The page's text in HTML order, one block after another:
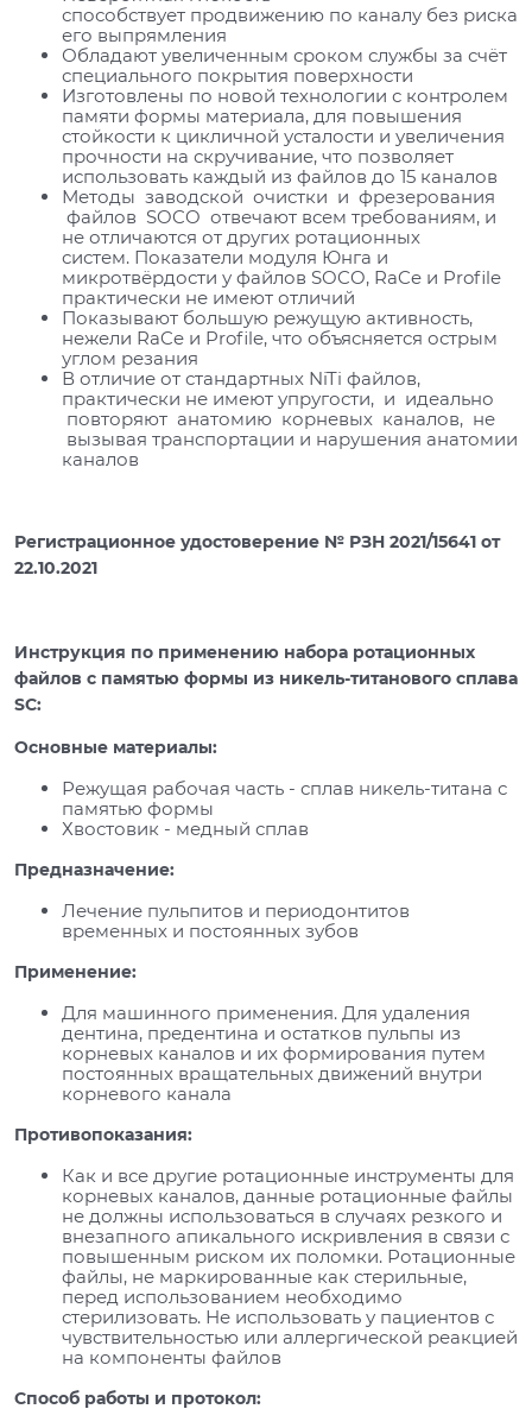
способствует продвижению по каналу без риска
его выпрямления
Обладают увеличенным сроком службы за счёт
специального покрытия поверхности
Изготовлены по новой технологии с контролем
памяти формы материала, для повышения
стойкости к цикличной усталости и увеличения
прочности на скручивание, что позволяет
использовать каждый из файлов до 15 каналов
Методы заводской очистки и фрезерования
файлов SOCO отвечают всем требованиям, и
не отличаются от других ротационных
систем. Показатели модуля Юнга и
микротвёрдости у файлов SOCO, RaCe и Profile
практически не имеют отличий
Показывают большую режущую активность,
нежели RaCe и Profile, что объясняется острым
углом резания
В отличие от стандартных NiTi файлов,
практически не имеют упругости, и идеально
повторяют анатомию корневых каналов, не
вызывая транспортации и нарушения анатомии
каналов
Регистрационное удостоверение № РЗН 2021/15641 от
22.10.2021
Инструкция по применению набора ротационных
файлов с памятью формы из никель-титанового сплава
SC:
Основные материалы:
Режущая рабочая часть - сплав никель-титана с
памятью формы
Хвостовик - медный сплав
Предназначение:
Лечение пульпитов и периодонтитов
временных и постоянных зубов
Применение:
Для машинного применения. Для удаления
дентина, предентина и остатков пульпы из
корневых каналов и их формирования путем
постоянных вращательных движений внутри
корневого канала
Противопоказания:
Как и все другие ротационные инструменты для
корневых каналов, данные ротационные файлы
не должны использоваться в случаях резкого и
внезапного апикального искривления в связи с
повышенным риском их поломки. Ротационные
файлы, не маркированные как стерильные,
перед использованием необходимо
стерилизовать. Не использовать у пациентов с
чувствительностью или аллергической реакцией
на компоненты файлов
Способ работы и протокол: